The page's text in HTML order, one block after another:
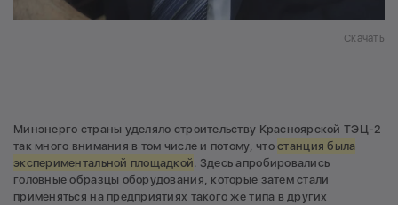
Скачать
Минэнерго страны уделяло строительству Красноярской ТЭЦ-2
так много внимания в том числе и потому, чтостанция была
экспериментальной площадкой. Здесь апробировались
головные образцы оборудования, которые затем стали
применяться на предприятиях такого же типа в других